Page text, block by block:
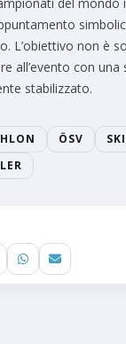
L’obiettivo non è
all’evento con
stabilizzato.
ÖSV